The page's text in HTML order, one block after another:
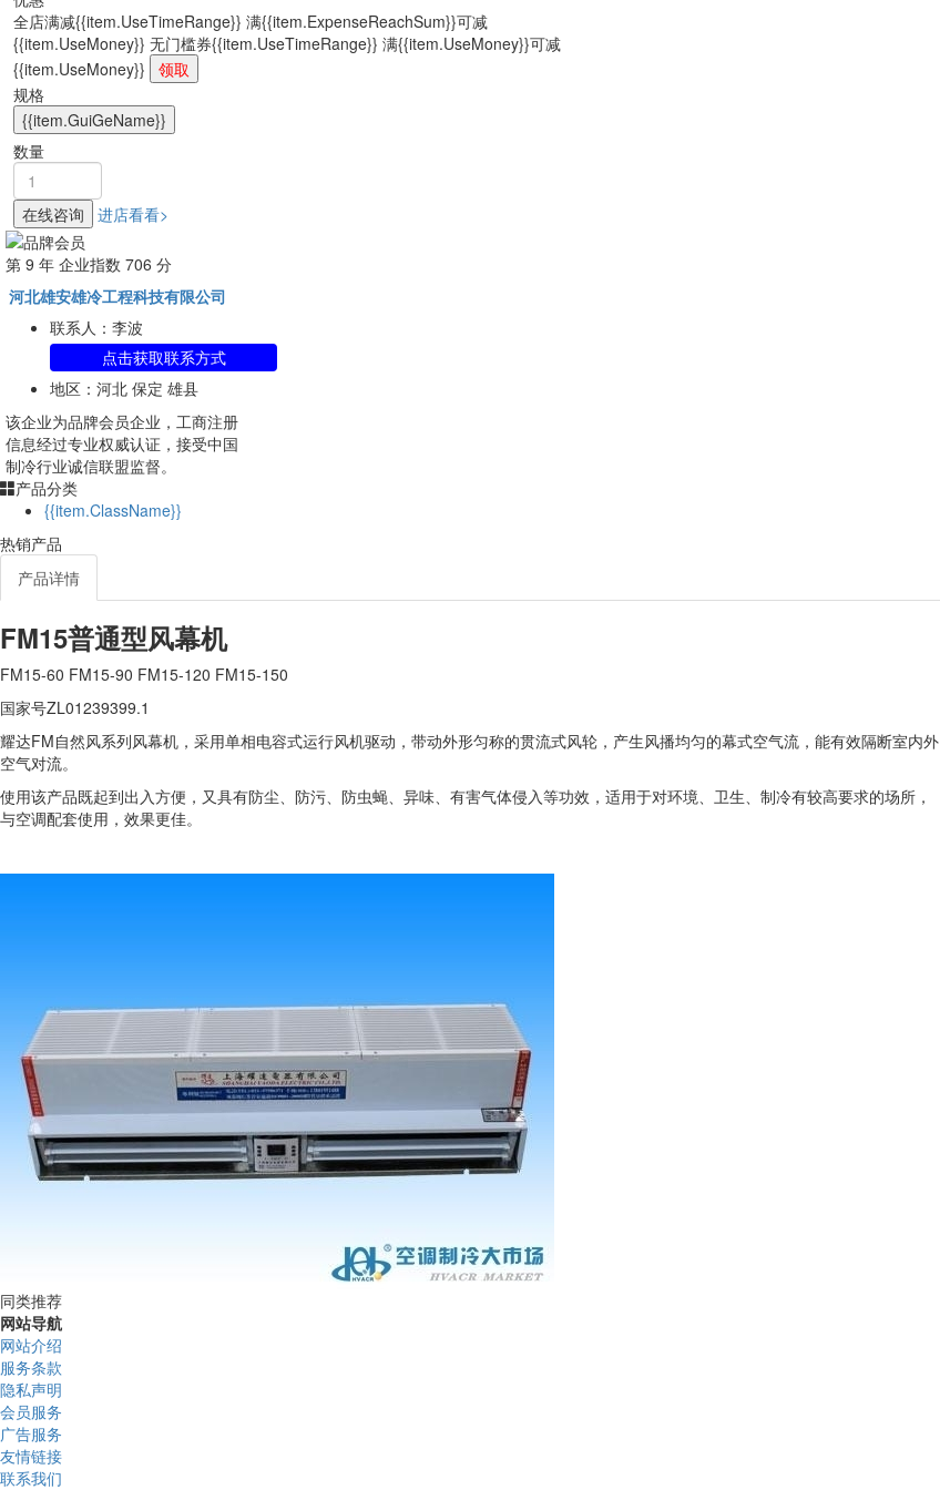
全店满减{{item.UseTimeRange}} 满{{item.ExpenseReachSum}}可减
{{item.UseMoney}} 无门槛券{{item.UseTimeRange}} 满{{item.UseMoney}}可减
{{item.UseMoney}}
领取
规格
{{item.GuiGeName}}
数量
在线咨询 进店看看>
第 9 年 企业指数 706 分
河北雄安雄冷工程科技有限公司
联系人：李波
点击获取联系方式
地区：河北 保定 雄县
该企业为品牌会员企业，工商注册
信息经过专业权威认证，接受中国
制冷行业诚信联盟监督。
产品分类
{{item.ClassName}}
热销产品
产品详情
FM15普通型风幕机
FM15-60 FM15-90 FM15-120 FM15-150
国家号ZL01239399.1
耀达FM自然风系列风幕机，采用单相电容式运行风机驱动，带动外形匀称的贯流式风轮，产生风播均匀的幕式空气流，能有效隔断室内外
空气对流。
使用该产品既起到出入方便，又具有防尘、防污、防虫蝇、异味、有害气体侵入等功效，适用于对环境、卫生、制冷有较高要求的场所，
与空调配套使用，效果更佳。
同类推荐
网站导航
网站介绍
服务条款
隐私声明
会员服务
广告服务
友情链接
联系我们